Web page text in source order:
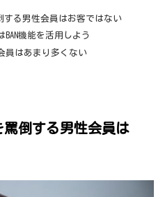
する男性会員はお客ではない
機能を活用しよう
員はあまり多くない
罵倒する男性会員は